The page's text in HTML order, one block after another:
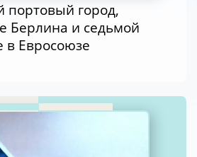
город,
Берлина и седьмой
в Евросоюзе